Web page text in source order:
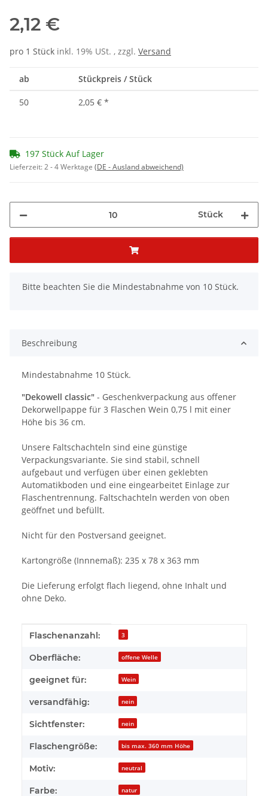
2,12 €
pro 1 Stück inkl. 19% USt. , zzgl. Versand
ab Stückpreis / Stück
50 2,05 € *
197 Stück Auf Lager
Lieferzeit:2 - 4 Werktage (DE - Ausland abweichend)
Stück
x
Bitte beachten Sie die Mindestabnahme von 10 Stück.
Beschreibung
Mindestabnahme 10 Stück.
"Dekowell classic" - Geschenkverpackung aus offener
Dekorwellpappe für 3 Flaschen Wein 0,75 l mit einer
Höhe bis 36 cm.
Unsere Faltschachteln sind eine günstige
Verpackungsvariante. Sie sind stabil, schnell
aufgebaut und verfügen über einen geklebten
Automatikboden und eine eingearbeitet Einlage zur
Flaschentrennung. Faltschachteln werden von oben
geöffnet und befüllt.
Nicht für den Postversand geeignet.
Kartongröße (Innnemaß): 235 x 78 x 363 mm
Die Lieferung erfolgt flach liegend, ohne Inhalt und
ohne Deko.
Produkteigenschaft
Wert
Flaschenanzahl: 3
Oberfläche: offene Welle
geeignet für: Wein
versandfähig: nein
Sichtfenster: nein
Flaschengröße: bis max. 360 mm Höhe
Motiv: neutral
Farbe: natur